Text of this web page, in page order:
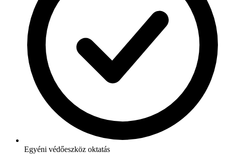
Egyéni védőeszköz oktatás